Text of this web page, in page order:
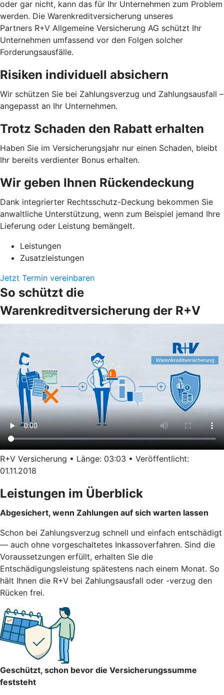
oder gar nicht, kann das für Ihr Unternehmen zum Problem
werden. Die Warenkreditversicherung unseres
Partners R+V Allgemeine Versicherung AG schützt Ihr
Unternehmen umfassend vor den Folgen solcher
Forderungsausfälle.
Risiken individuell absichern
Wir schützen Sie bei Zahlungsverzug und Zahlungsausfall –
angepasst an Ihr Unternehmen.
Trotz Schaden den Rabatt erhalten
Haben Sie im Versicherungsjahr nur einen Schaden, bleibt
Ihr bereits verdienter Bonus erhalten.
Wir geben Ihnen Rückendeckung
Dank integrierter Rechtsschutz-Deckung bekommen Sie
anwaltliche Unterstützung, wenn zum Beispiel jemand Ihre
Lieferung oder Leistung bemängelt.
Leistungen
Zusatzleistungen
Jetzt Termin vereinbaren
So schützt die
Warenkreditversicherung der R+V
R+V Versicherung • Länge: 03:03 • Veröffentlicht:
01.11.2018
Leistungen im Überblick
Abgesichert, wenn Zahlungen auf sich warten lassen
Schon bei Zahlungsverzug schnell und einfach entschädigt
— auch ohne vorgeschaltetes Inkassoverfahren. Sind die
Voraussetzungen erfüllt, erhalten Sie die
Entschädigungsleistung spätestens nach einem Monat. So
hält Ihnen die R+V bei Zahlungsausfall oder -verzug den
Rücken frei.
Geschützt, schon bevor die Versicherungssumme
feststeht